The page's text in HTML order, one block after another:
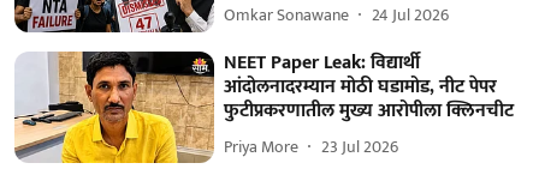
Omkar Sonawane 24 Jul 2026
NEET Paper Leak: विद्यार्थी
आंदोलनादरम्यान मोठी घडामोड, नीट पेपर
फुटीप्रकरणातील मुख्य आरोपीला क्लिनचीट
Priya More 23 Jul 2026